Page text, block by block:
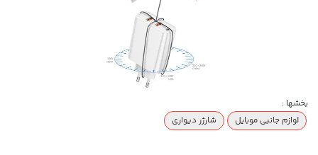
بخشها :
لوازم جانبی موبایل
شارژر دیواری